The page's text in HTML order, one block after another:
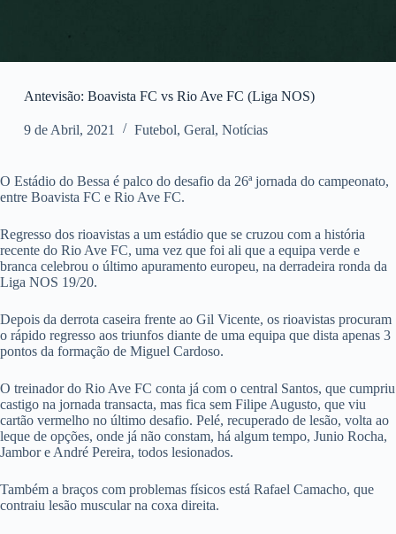
Antevisão: Boavista FC vs Rio Ave FC (Liga NOS)
9 de Abril, 2021 Futebol, Geral, Notícias
O Estádio do Bessa é palco do desafio da 26ª jornada do campeonato,
entre Boavista FC e Rio Ave FC.
Regresso dos rioavistas a um estádio que se cruzou com a história
recente do Rio Ave FC, uma vez que foi ali que a equipa verde e
branca celebrou o último apuramento europeu, na derradeira ronda da
Liga NOS 19/20.
Depois da derrota caseira frente ao Gil Vicente, os rioavistas procuram
o rápido regresso aos triunfos diante de uma equipa que dista apenas 3
pontos da formação de Miguel Cardoso.
O treinador do Rio Ave FC conta já com o central Santos, que cumpriu
castigo na jornada transacta, mas fica sem Filipe Augusto, que viu
cartão vermelho no último desafio. Pelé, recuperado de lesão, volta ao
leque de opções, onde já não constam, há algum tempo, Junio Rocha,
Jambor e André Pereira, todos lesionados.
Também a braços com problemas físicos está Rafael Camacho, que
contraiu lesão muscular na coxa direita.